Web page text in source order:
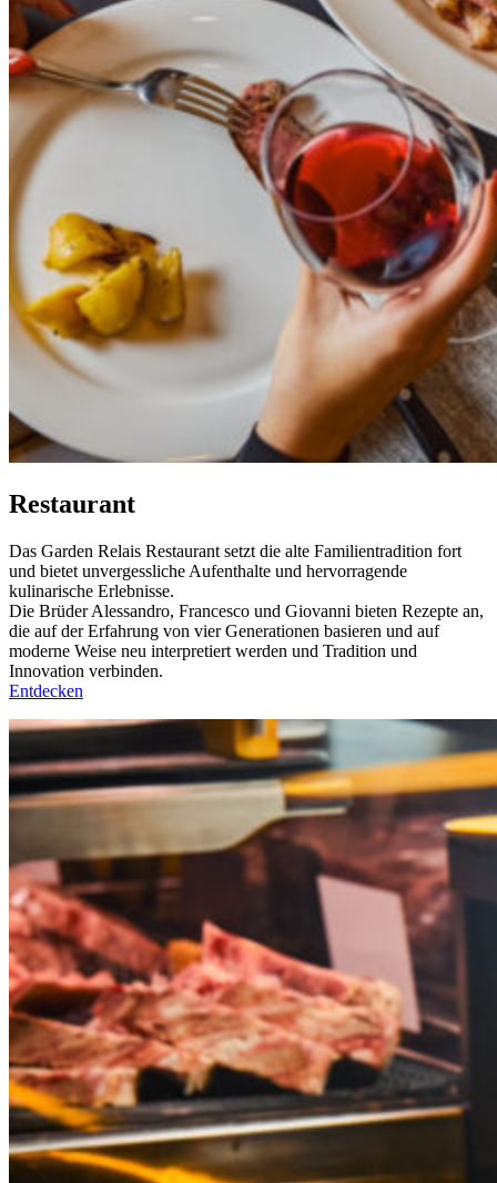
Restaurant
Das Garden Relais Restaurant setzt die alte Familientradition fort
und bietet unvergessliche Aufenthalte und hervorragende
kulinarische Erlebnisse.
Die Brüder Alessandro, Francesco und Giovanni bieten Rezepte an,
die auf der Erfahrung von vier Generationen basieren und auf
moderne Weise neu interpretiert werden und Tradition und
Innovation verbinden.
Entdecken